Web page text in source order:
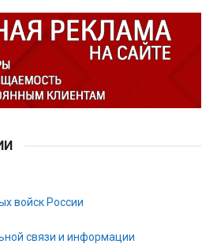
войск России
связи и информации